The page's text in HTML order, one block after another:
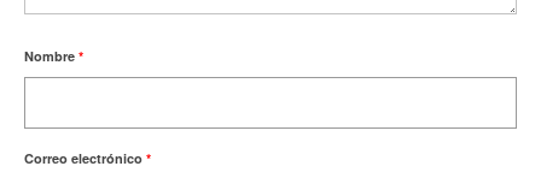
Nombre *
Correo electrónico *